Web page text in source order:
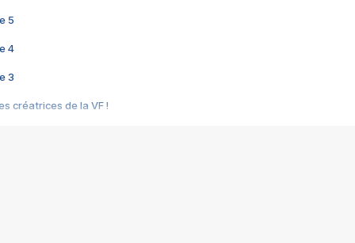
5
4
3
créatrices de la VF !